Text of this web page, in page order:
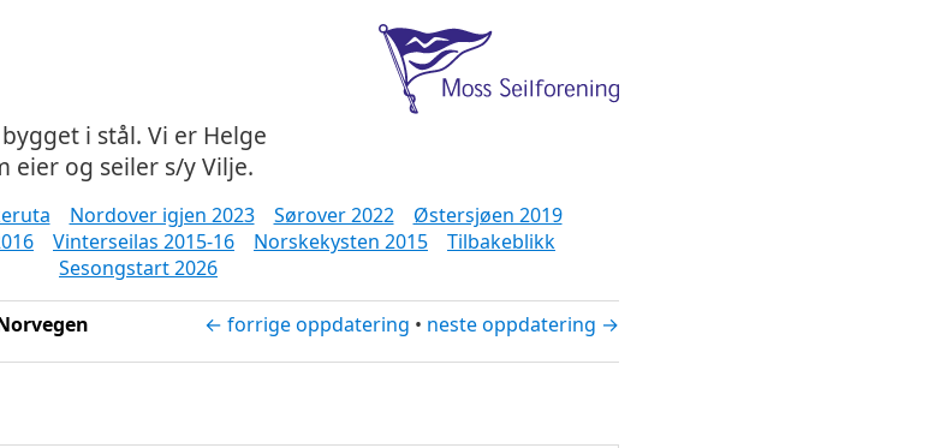
i stål. Vi er Helge
eier og seiler s/y Vilje.
Nordover igjen 2023 Sørover 2022
Østersjøen 2019
Vinterseilas 2015-16 Norskekysten 2015
Tilbakeblikk
Sesongstart 2026
← forrige oppdatering • neste oppdatering →